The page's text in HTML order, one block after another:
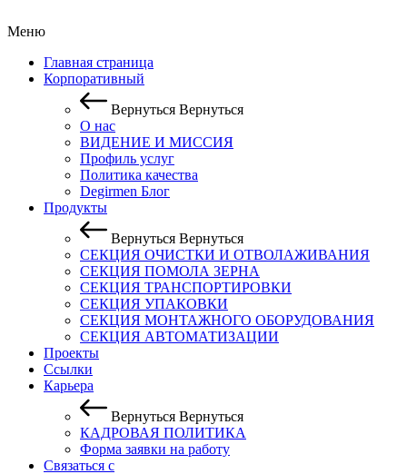
Меню
Главная страница
Корпоративный
Вернуться Вернуться
О нас
ВИДЕНИЕ И МИССИЯ
Профиль услуг
Политика качества
Degirmen Блог
Продукты
Вернуться Вернуться
СЕКЦИЯ ОЧИСТКИ И OТВОЛАЖИВАНИЯ
СЕКЦИЯ ПОМОЛА ЗЕРНА
СЕКЦИЯ ТРАНСПОРТИРОВКИ
СЕКЦИЯ УПАКОВКИ
СЕКЦИЯ МОНТАЖНОГО ОБОРУДОВАНИЯ
СЕКЦИЯ АВТОМАТИЗАЦИИ
Проекты
Ссылки
Карьера
Вернуться Вернуться
КАДРОВАЯ ПОЛИТИКА
Форма заявки на работу
Связаться с